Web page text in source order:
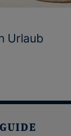
Urlaub